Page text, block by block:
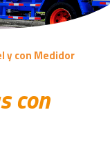
y con Medidor
con